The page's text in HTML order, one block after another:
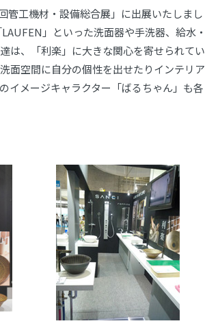
管工機材・設備総合展」に出展いたしまし
」といった洗面器や手洗器、給水・
は、「利楽」に大きな関心を寄せられてい
面空間に自分の個性を出せたりインテリア
イメージキャラクター「ばるちゃん」も各